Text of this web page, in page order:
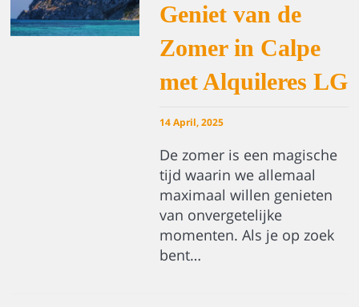
Geniet van de
Zomer in Calpe
met Alquileres LG
14 April, 2025
De zomer is een magische
tijd waarin we allemaal
maximaal willen genieten
van onvergetelijke
momenten. Als je op zoek
bent…